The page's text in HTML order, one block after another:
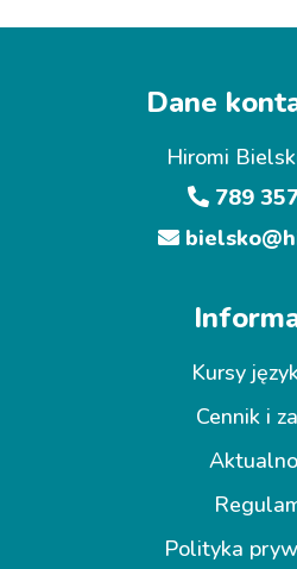
Dane
Hiromi
789
Kursy
Cennik i
Polityka